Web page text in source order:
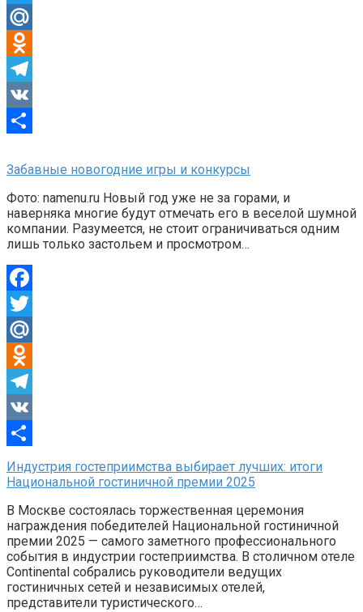
Twitter
Mail.Ru
Odnoklassniki
Telegram
VK
Забавные новогодние игры и конкурсы
Фото: namenu.ru Новый год уже не за горами, и
наверняка многие будут отмечать его в веселой шумной
компании. Разумеется, не стоит ограничиваться одним
лишь только застольем и просмотром…
Facebook
Twitter
Mail.Ru
Odnoklassniki
Telegram
VK
Отправить
Индустрия гостеприимства выбирает лучших: итоги
Национальной гостиничной премии 2025
В Москве состоялась торжественная церемония
награждения победителей Национальной гостиничной
премии 2025 — самого заметного профессионального
события в индустрии гостеприимства. В столичном отеле
Continental собрались руководители ведущих
гостиничных сетей и независимых отелей,
представители туристического…